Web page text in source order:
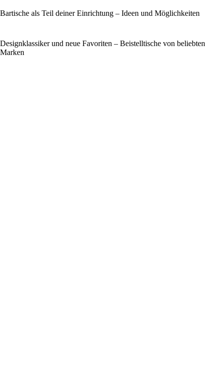
Bartische als Teil deiner Einrichtung – Ideen und Möglichkeiten
Designklassiker und neue Favoriten – Beistelltische von beliebten
Marken